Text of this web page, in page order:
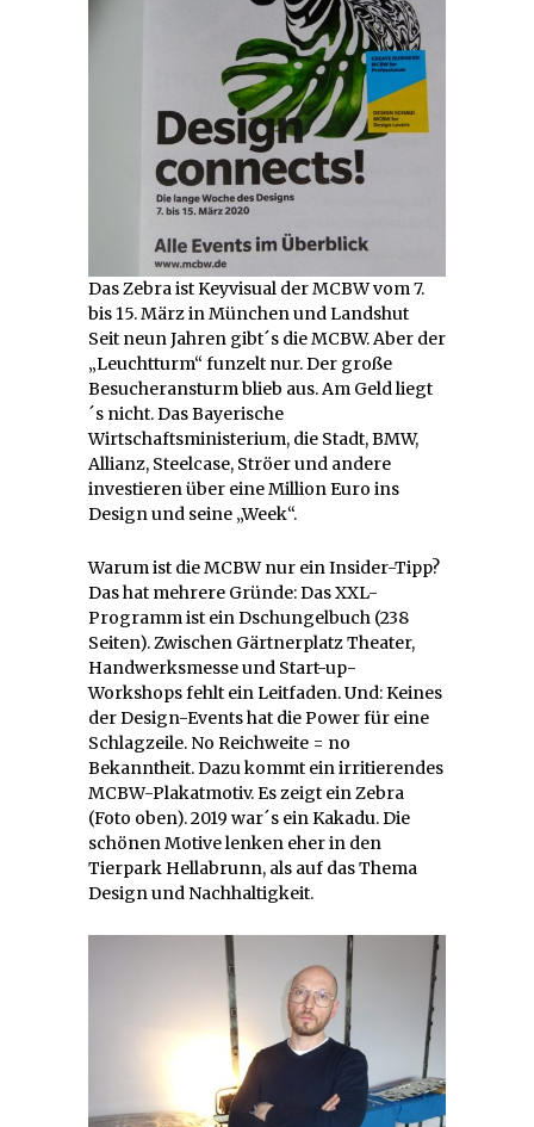
Das Zebra ist Keyvisual der MCBW vom 7.
bis 15. März in München und Landshut
Seit neun Jahren gibt´s die MCBW. Aber der
„Leuchtturm“ funzelt nur. Der große
Besucheransturm blieb aus. Am Geld liegt
´s nicht. Das Bayerische
Wirtschaftsministerium, die Stadt, BMW,
Allianz, Steelcase, Ströer und andere
investieren über eine Million Euro ins
Design und seine „Week“.
Warum ist die MCBW nur ein Insider-Tipp?
Das hat mehrere Gründe: Das XXL-
Programm ist ein Dschungelbuch (238
Seiten). Zwischen Gärtnerplatz Theater,
Handwerksmesse und Start-up-
Workshops fehlt ein Leitfaden. Und: Keines
der Design-Events hat die Power für eine
Schlagzeile. No Reichweite = no
Bekanntheit. Dazu kommt ein irritierendes
MCBW-Plakatmotiv. Es zeigt ein Zebra
(Foto oben). 2019 war´s ein Kakadu. Die
schönen Motive lenken eher in den
Tierpark Hellabrunn, als auf das Thema
Design und Nachhaltigkeit.